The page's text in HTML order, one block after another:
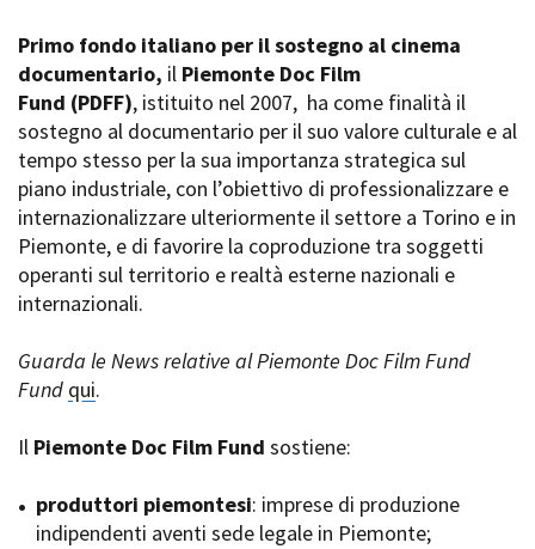
Partner
Rete regionale
Bilancio sociale
Amministrazione
trasparente
Bandi e gare
Sostenibilità ambientale
SERVIZI
Servizi generali
Spazi nella sede FCTP
Sala Casting
Sala Paolo Tenna
Piemonte Film Tv Fund
Piemonte Film Tv
Guarda che storia!
La Grazia - Immagini e
location della Torino di Paolo
Sorrentino
Open Day
Ciak in TOur!
FESTIVAL, MARKETS,
AWARDS
International Film Festival
Festival de Cannes
Locarno Film Festival
Cinematografica Venezia
Toronto International Film
Primo fondo italiano per il sostegno al cinema
documentario, il Piemonte Doc Film
Fund (PDFF), istituito nel 2007, ha come finalità il
sostegno al documentario per il suo valore culturale e al
tempo stesso per la sua importanza strategica sul
piano industriale, con l’obiettivo di professionalizzare e
internazionalizzare ulteriormente il settore a Torino e in
Piemonte, e di favorire la coproduzione tra soggetti
operanti sul territorio e realtà esterne nazionali e
internazionali.
Guarda le News relative al Piemonte Doc Film Fund
Fund qui.
Il Piemonte Doc Film Fund sostiene:
produttori piemontesi: imprese di produzione
indipendenti aventi sede legale in Piemonte;